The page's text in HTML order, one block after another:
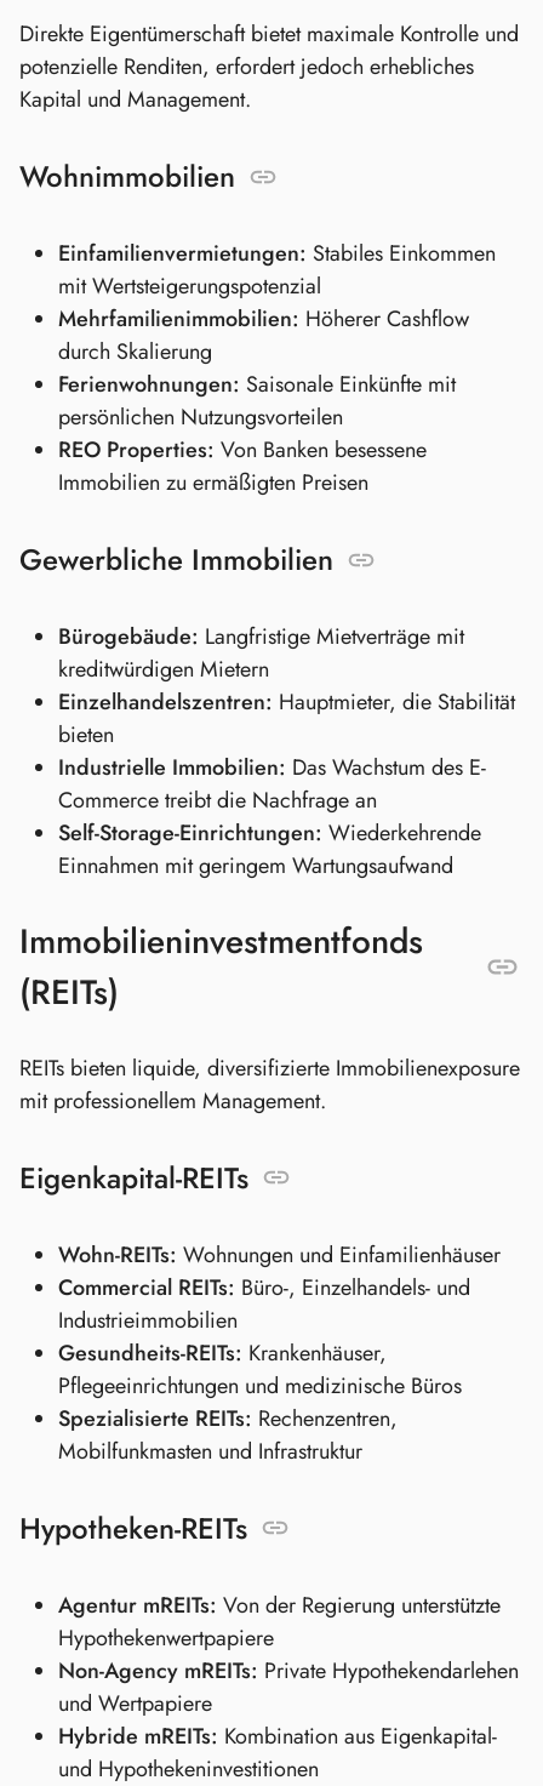
Direkte Eigentümerschaft bietet maximale Kontrolle und
potenzielle Renditen, erfordert jedoch erhebliches
Kapital und Management.
Wohnimmobilien
Einfamilienvermietungen: Stabiles Einkommen
mit Wertsteigerungspotenzial
Mehrfamilienimmobilien: Höherer Cashflow
durch Skalierung
Ferienwohnungen: Saisonale Einkünfte mit
persönlichen Nutzungsvorteilen
REO Properties: Von Banken besessene
Immobilien zu ermäßigten Preisen
Gewerbliche Immobilien
Bürogebäude: Langfristige Mietverträge mit
kreditwürdigen Mietern
Einzelhandelszentren: Hauptmieter, die Stabilität
bieten
Industrielle Immobilien: Das Wachstum des E-
Commerce treibt die Nachfrage an
Self-Storage-Einrichtungen: Wiederkehrende
Einnahmen mit geringem Wartungsaufwand
Immobilieninvestmentfonds
(REITs)
REITs bieten liquide, diversifizierte Immobilienexposure
mit professionellem Management.
Eigenkapital-REITs
Wohn-REITs: Wohnungen und Einfamilienhäuser
Commercial REITs: Büro-, Einzelhandels- und
Industrieimmobilien
Gesundheits-REITs: Krankenhäuser,
Pflegeeinrichtungen und medizinische Büros
Spezialisierte REITs: Rechenzentren,
Mobilfunkmasten und Infrastruktur
Hypotheken-REITs
Agentur mREITs: Von der Regierung unterstützte
Hypothekenwertpapiere
Non-Agency mREITs: Private Hypothekendarlehen
und Wertpapiere
Hybride mREITs: Kombination aus Eigenkapital-
und Hypothekeninvestitionen